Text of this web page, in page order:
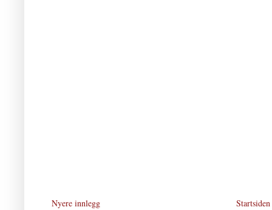
Nyere innlegg
Startsiden